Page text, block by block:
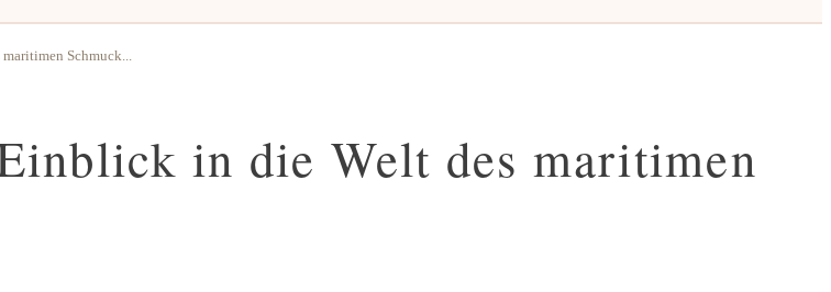
Schmuck...
in die Welt des maritimen